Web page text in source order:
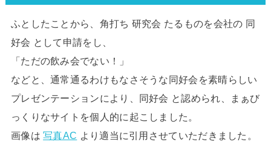
ふとしたことから、角打ち 研究会 たるものを会社の 同
好会 として申請をし、
「ただの飲み会でない！」
などと、通常通るわけもなさそうな同好会を素晴らしい
プレゼンテーションにより、同好会 と認められ、まぁび
っくりなサイトを個人的に起こしました。
画像は写真AC より適当に引用させていただきました。